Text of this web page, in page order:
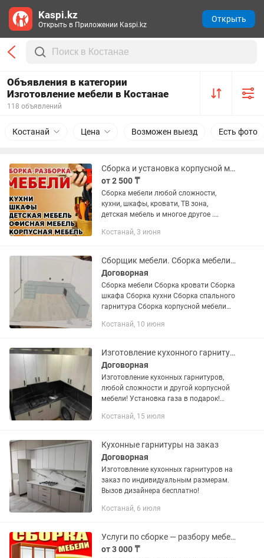
Объявления в категории
Изготовление мебели в Костанае
118 объявлений
Костанай Цена Возможен выезд Есть фото
Сборка и установка корпусной мебели
от 2 500 ₸
Сборка мебели любой сложности,
кухни, шкафы, кровати, ТВ зона,
детская мебель и многое другое .
корпусной мебели. Опыт работы более
Костанай, 3 июня
Сборщик мебели. Сборка мебели, мастер по мебели. Сборка шкафа, кровати
Договорная
Сборка мебели Сборка кровати Сборка
шкафа Сборка кухни Сборка спального
гарнитура Сборка корпусной мебели
Вырезка под мойку Вырезка под
Костанай, 10 июня
Изготовление кухонного гарнитура
Договорная
Изготовление кухонных гарнитуров,
любой сложности и другой корпусной
мебели! Установка газа в подарок!
Костанай, 15 июля
Кухонные гарнитуры на заказ
Договорная
Изготовление кухонных гарнитуров на
заказ по индивидуальным размерам.
Вызов дизайнера бесплатно!
Костанай, 6 июля
Услуги по сборке — разбору мебели. Услуги перфоратора.
от 3 000 ₸
Kaspi.kz
Открыть в Приложении Kaspi.kz
Открыть